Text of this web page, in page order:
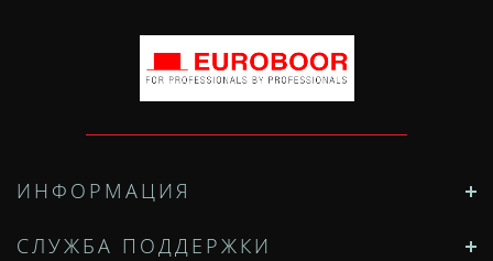
ИНФОРМАЦИЯ
СЛУЖБА ПОДДЕРЖКИ